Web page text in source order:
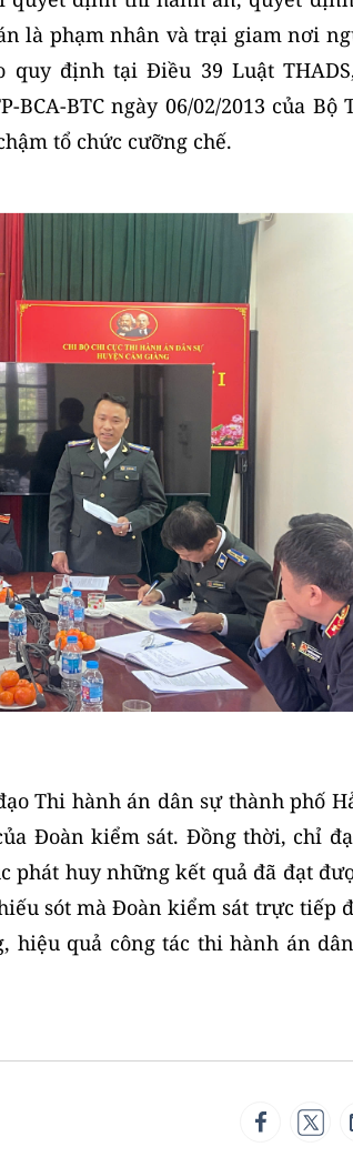
là phạm nhân và trại giam nơi
quy định tại Điều 39 Luật
BCA-BTC ngày 06/02/2013 của Bộ
tổ chức cưỡng chế.
Thi hành án dân sự thành phố
Đoàn kiểm sát. Đồng thời, chỉ
phát huy những kết quả đã đạt
sót mà Đoàn kiểm sát trực tiếp
hiệu quả công tác thi hành án